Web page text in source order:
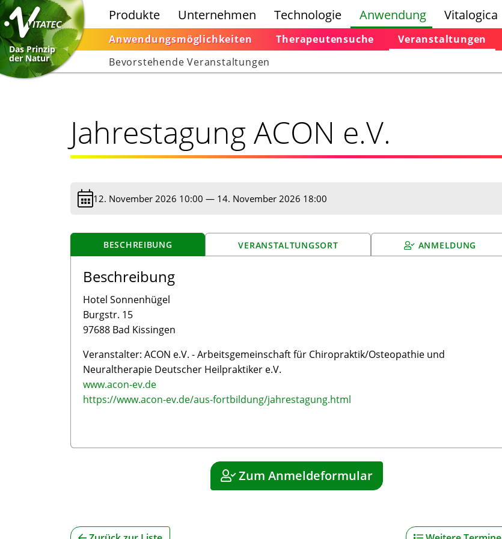
Das Prinzip
der Natur
Produkte Unternehmen Technologie Anwendung
Anwendungsmöglichkeiten Therapeutensuche
Veranstaltungen
Bevorstehende Veranstaltungen
Vitalogica
Jahrestagung ACON e.V.
12. November 2026 10:00 — 14. November 2026 18:00
BESCHREIBUNG VERANSTALTUNGSORT ANMELDUNG
Zum Anmeldeformular
Beschreibung
Hotel Sonnenhügel
Burgstr. 15
97688 Bad Kissingen
Veranstalter: ACON e.V. - Arbeitsgemeinschaft für Chiropraktik/Osteopathie und
Neuraltherapie Deutscher Heilpraktiker e.V.
www.acon-ev.de
https://www.acon-ev.de/aus-fortbildung/jahrestagung.html